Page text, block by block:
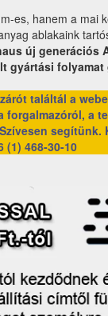
es, hanem a mai
ablakaink
új generációs
gyártási folyamat
találtál a
a
segítünk.
(1) 468-30-10